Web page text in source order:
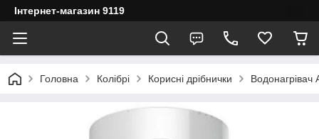
Інтернет-магазин 9119
Головна Колібрі Корисні дрібнички